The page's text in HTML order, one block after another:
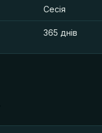
Сесія
365 днів